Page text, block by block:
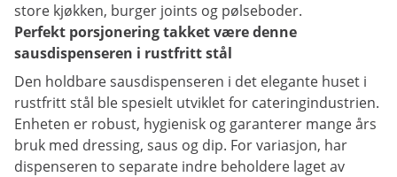
store kjøkken, burger joints og pølseboder.
Perfekt porsjonering takket være denne
sausdispenseren i rustfritt stål
Den holdbare sausdispenseren i det elegante huset i
rustfritt stål ble spesielt utviklet for cateringindustrien.
Enheten er robust, hygienisk og garanterer mange års
bruk med dressing, saus og dip. For variasjon, har
dispenseren to separate indre beholdere laget av